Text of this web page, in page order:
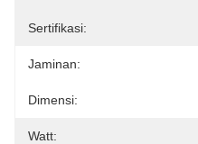
Sertifikasi:
Jaminan:
Dimensi:
Watt: